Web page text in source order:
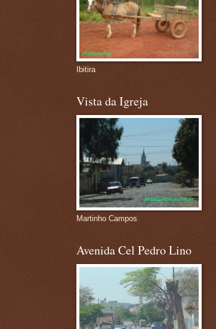
Ibitira
Vista da Igreja
Martinho Campos
Avenida Cel Pedro Lino